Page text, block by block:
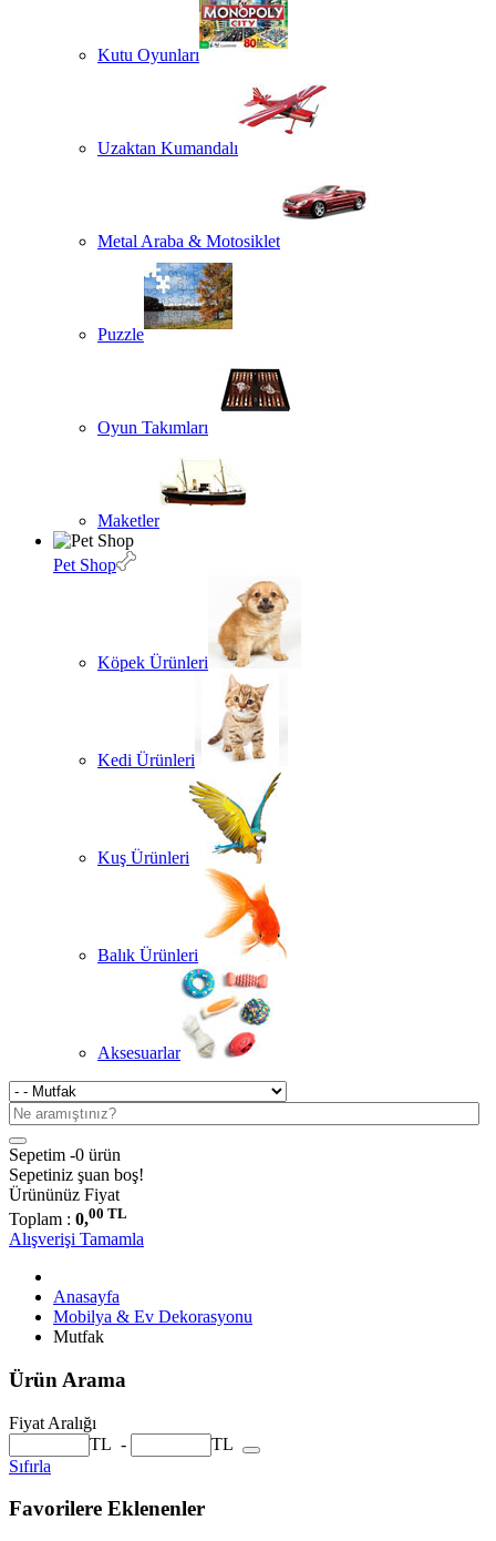
Kutu Oyunları
Uzaktan Kumandalı
Metal Araba & Motosiklet
Puzzle
Oyun Takımları
Maketler
Pet Shop
Köpek Ürünleri
Kedi Ürünleri
Kuş Ürünleri
Balık Ürünleri
Aksesuarlar
Sepetim -0 ürün
Sepetiniz şuan boş!
Ürününüz Fiyat
Toplam : 0,00 TL
Alışverişi Tamamla
Anasayfa
Mobilya & Ev Dekorasyonu
Mutfak
Ürün Arama
Fiyat Aralığı
TL -
TL
Sıfırla
Favorilere Eklenenler